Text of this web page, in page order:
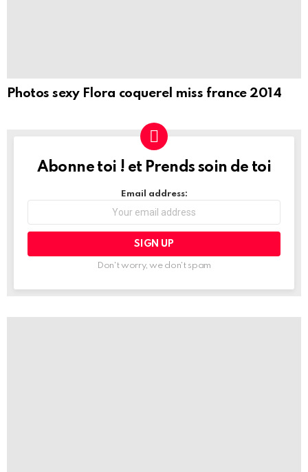
Photos sexy Flora coquerel miss france 2014
NEWSLETTER
Abonne toi ! et Prends soin de toi
Email address:
Don't worry, we don't spam